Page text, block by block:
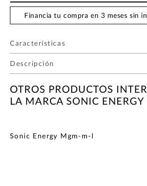
Financia tu compra en 3 meses sin
Características
Descripción
OTROS PRODUCTOS
LA MARCA SONIC ENERGY
Sonic Energy Mgm-m-l